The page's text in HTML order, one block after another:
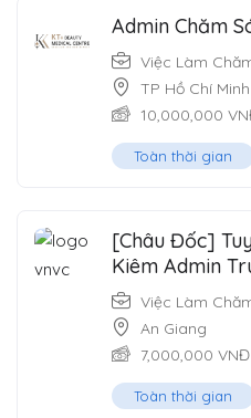
Admin Chăm
Việc Làm
TP Hồ Chí Minh
10,000,000
Toàn thời gian
[Châu Đốc]
Kiêm Admin
Việc Làm
An Giang
7,000,000 VNĐ
Toàn thời gian